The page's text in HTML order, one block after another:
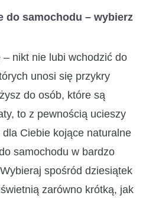
do samochodu – wybierz
nikt nie lubi wchodzić do
unosi się przykry
do osób, które są
to z pewnością ucieszy
Ciebie kojące naturalne
samochodu w bardzo
spośród dziesiątek
zarówno krótką, jak